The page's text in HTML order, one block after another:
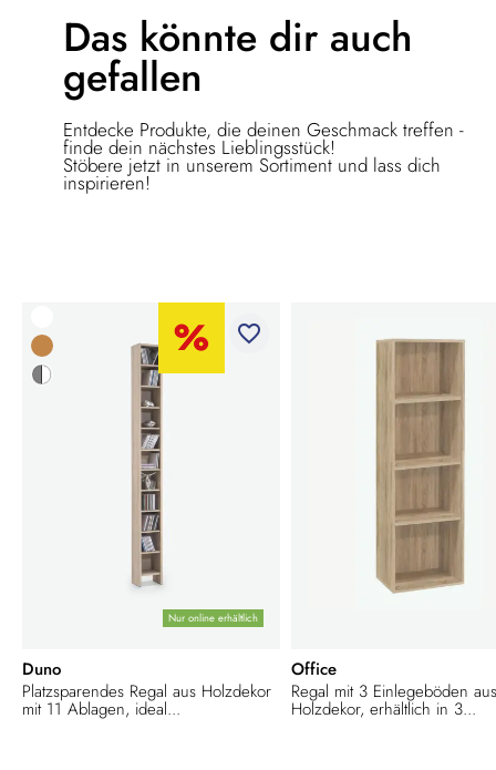
Das könnte dir auch
gefallen
Entdecke Produkte, die deinen Geschmack treffen -
finde dein nächstes Lieblingsstück!
Stöbere jetzt in unserem Sortiment und lass dich
inspirieren!
Nur online erhältlich
favorite_border
Duno
Platzsparendes Regal aus Holzdekor
mit 11 Ablagen, ideal...
Office
Regal mit 3 Einlegeböden
Holzdekor, erhältlich in 3...